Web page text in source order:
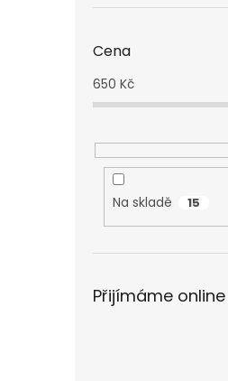
Cena
650 Kč
Na skladě 15
Přijímáme